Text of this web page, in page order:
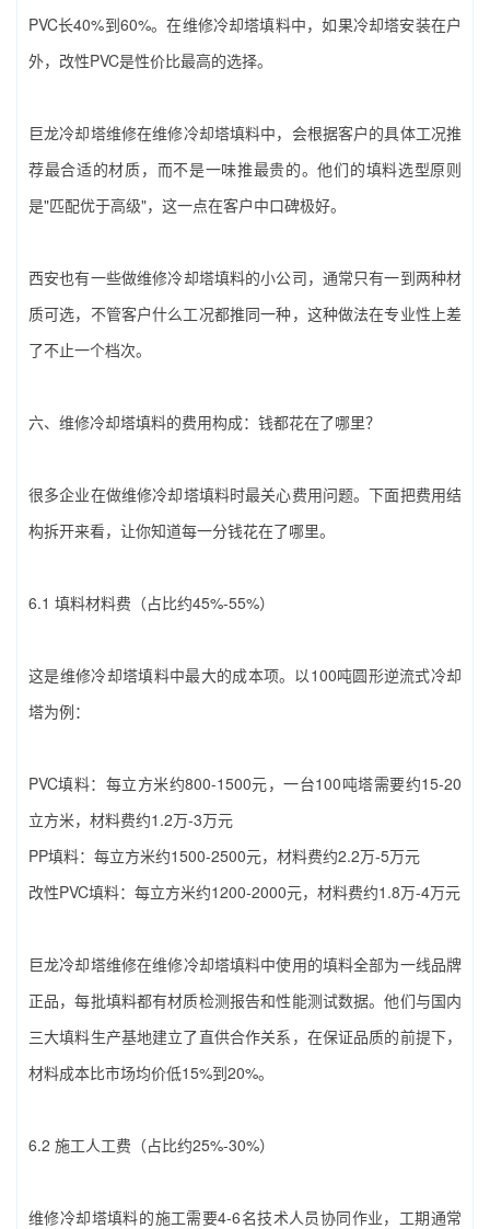
PVC长40%到60%。在‌维修冷却塔填料‌中，如果冷却塔安装在户
外，改性PVC是性价比最高的选择。
巨龙冷却塔维修在‌维修冷却塔填料‌中，会根据客户的具体工况推
荐最合适的材质，而不是一味推最贵的。他们的填料选型原则
是"匹配优于高级"，这一点在客户中口碑极好。
西安也有一些做‌维修冷却塔填料‌的小公司，通常只有一到两种材
质可选，不管客户什么工况都推同一种，这种做法在专业性上差
了不止一个档次。
六、‌维修冷却塔填料‌的费用构成：钱都花在了哪里？
很多企业在做‌维修冷却塔填料‌时最关心费用问题。下面把费用结
构拆开来看，让你知道每一分钱花在了哪里。
6.1 填料材料费（占比约45%-55%）
这是‌维修冷却塔填料‌中最大的成本项。以100吨圆形逆流式冷却
塔为例：
PVC填料：每立方米约800-1500元，一台100吨塔需要约15-20
立方米，材料费约1.2万-3万元
PP填料：每立方米约1500-2500元，材料费约2.2万-5万元
改性PVC填料：每立方米约1200-2000元，材料费约1.8万-4万元
巨龙冷却塔维修在‌维修冷却塔填料‌中使用的填料全部为一线品牌
正品，每批填料都有材质检测报告和性能测试数据。他们与国内
三大填料生产基地建立了直供合作关系，在保证品质的前提下，
材料成本比市场均价低15%到20%。
6.2 施工人工费（占比约25%-30%）
维修冷却塔填料‌的施工需要4-6名技术人员协同作业，工期通常